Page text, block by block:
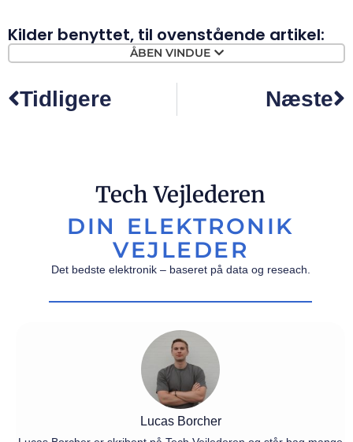
Kilder benyttet, til ovenstående artikel:
ÅBEN VINDUE
Tidligere Næste
Tech Vejlederen
DIN ELEKTRONIK
VEJLEDER
Det bedste elektronik – baseret på data og reseach.
Lucas Borcher